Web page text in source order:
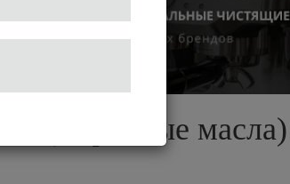
(кофейные масла)